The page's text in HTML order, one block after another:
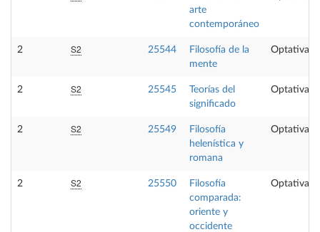
arte
contemporáneo
2 S2 25544
Filosofía de la
mente
Optativa
2 S2 25545
Teorías del
significado
Optativa
2 S2 25549
Filosofía
helenística y
romana
Optativa
2 S2 25550
Filosofía
comparada:
oriente y
occidente
Optativa